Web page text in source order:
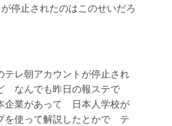
停止されたのはこのせいだろ
レ朝アカウントが停止され
なんでも昨日の報ステで
企業があって 日本人学校が
を使って解説したとかで テ